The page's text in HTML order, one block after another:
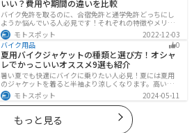
いい？費用や期間の違いを比較
バイク免許を取るのに、合宿免許と通学免許どっちにし
ようか悩んでいる人必見です！それぞれの特徴やメリッ
トデメリットをまとめました。早く安く免許取得したい
なら合宿免許、他人と関わらず取りたいなら通学免許が
オススメです。自分に合った免許取得方法を選んでくだ
さいね。
モトスポット
2022-12-03
バイク用品
0
夏用バイクジャケットの種類と選び方！オシャ
レでかっこいいオススメ9選も紹介
暑い夏でも快適にバイクに乗りたい人必見！夏には夏用
のジャケットを着ると半袖より涼しくなります。高い透
湿性のフルメッシュ素材やハーフメッシュはもちろん、
デザイン性に優れたテキスタイルジャケットもあるの
で、カッコよくバイクに乗りたい人でも使える装備があ
ります。
モトスポット 2024-05-11
もっと見る